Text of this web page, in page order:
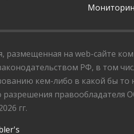
размещенная на web-сайте
РФ, в том
кем-либо в какой бы
разрешения
гг.